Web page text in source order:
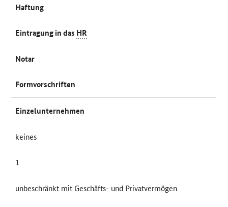
Haftung
Eintragung in das HR
Notar
Formvorschriften
Einzelunternehmen
keines
1
unbeschränkt mit Geschäfts- und Privatvermögen